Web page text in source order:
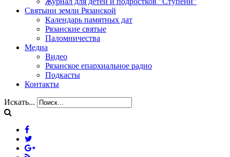
Святыни земли Рязанской
Календарь памятных дат
Рязанские святые
Паломничества
Медиа
Видео
Рязанское епархиальное радио
Подкасты
Контакты
Искать...